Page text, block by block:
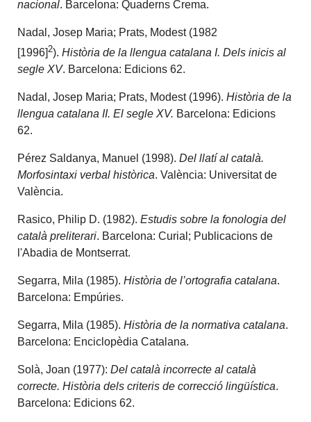
nacional. Barcelona: Quaderns Crema.
Nadal, Josep Maria; Prats, Modest (1982
[1996]2).Història de la llengua catalana I. Dels inicis al
segle XV. Barcelona: Edicions 62.
Nadal, Josep Maria; Prats, Modest (1996).Història de la
llengua catalana II. El segle XV. Barcelona: Edicions
62.
Pérez Saldanya, Manuel (1998).Del llatí al català.
Morfosintaxi verbal històrica. València: Universitat de
València.
Rasico, Philip D. (1982).Estudis sobre la fonologia del
català preliterari. Barcelona: Curial; Publicacions de
l'Abadia de Montserrat.
Segarra, Mila (1985).Història de l’ortografia catalana.
Barcelona: Empúries.
Segarra, Mila (1985).Història de la normativa catalana.
Barcelona: Enciclopèdia Catalana.
Solà, Joan (1977):Del català incorrecte al català
correcte. Història dels criteris de correcció lingüística.
Barcelona: Edicions 62.